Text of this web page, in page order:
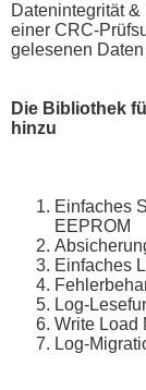
Datenintegrität
einer CRC-
gelesenen
Die Bibliothek
hinzu
Einfaches
EEPROM
Einfaches
Log-
Write Load
Log-